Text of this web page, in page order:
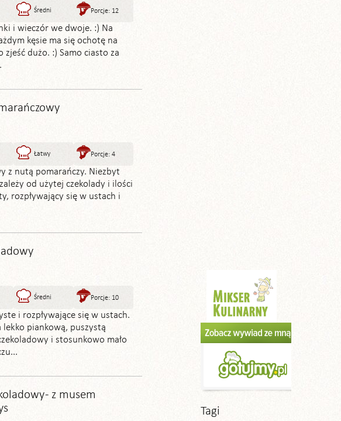
Średni Porcje: 12
i wieczór we dwoje. :) Na
kęsie ma się ochotę na
zjeść dużo. :) Samo ciasto za
Łatwy Porcje: 4
z nutą pomarańczy. Niezbyt
od użytej czekolady i ilości
rozpływający się w ustach i
Średni Porcje: 10
i rozpływające się w ustach.
lekko piankową, puszystą
i stosunkowo mało
- z musem
Tagi